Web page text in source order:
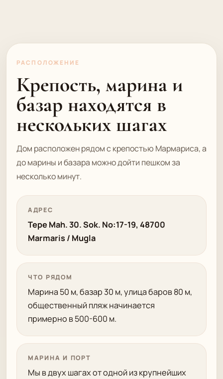
РАСПОЛОЖЕНИЕ
Крепость, марина и
базар находятся в
нескольких шагах
Дом расположен рядом с крепостью Мармариса, а
до марины и базара можно дойти пешком за
несколько минут.
АДРЕС
Tepe Mah. 30. Sok. No:17-19, 48700
Marmaris / Mugla
ЧТО РЯДОМ
Марина 50 м, базар 30 м, улица баров 80 м,
общественный пляж начинается
примерно в 500-600 м.
МАРИНА И ПОРТ
Мы в двух шагах от одной из крупнейших